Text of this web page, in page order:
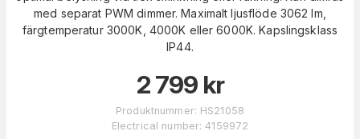
med separat PWM dimmer. Maximalt ljusflöde 3062 lm,
färgtemperatur 3000K, 4000K eller 6000K. Kapslingsklass
IP44.
2 799 kr
Produktnummer: HS21058
Electrical number:4159972